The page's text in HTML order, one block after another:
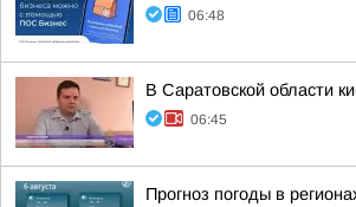
06:48
В Саратовской области
06:45
Прогноз погоды в